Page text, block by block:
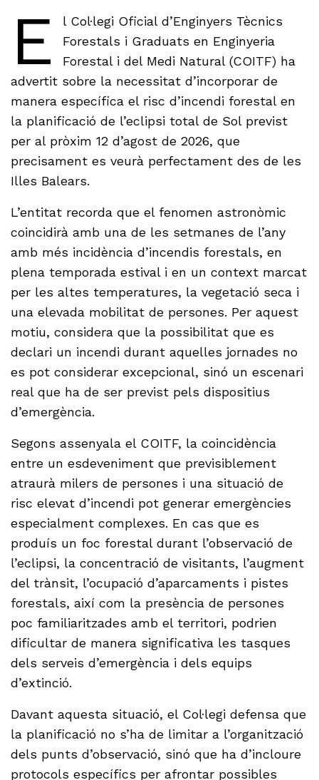
E
l Col·legi Oficial d’Enginyers Tècnics
Forestals i Graduats en Enginyeria
Forestal i del Medi Natural (COITF) ha
advertit sobre la necessitat d’incorporar de
manera específica el risc d’incendi forestal en
la planificació de l’eclipsi total de Sol previst
per al pròxim 12 d’agost de 2026, que
precisament es veurà perfectament des de les
Illes Balears.
L’entitat recorda que el fenomen astronòmic
coincidirà amb una de les setmanes de l’any
amb més incidència d’incendis forestals, en
plena temporada estival i en un context marcat
per les altes temperatures, la vegetació seca i
una elevada mobilitat de persones. Per aquest
motiu, considera que la possibilitat que es
declari un incendi durant aquelles jornades no
es pot considerar excepcional, sinó un escenari
real que ha de ser previst pels dispositius
d’emergència.
Segons assenyala el COITF, la coincidència
entre un esdeveniment que previsiblement
atraurà milers de persones i una situació de
risc elevat d’incendi pot generar emergències
especialment complexes. En cas que es
produís un foc forestal durant l’observació de
l’eclipsi, la concentració de visitants, l’augment
del trànsit, l’ocupació d’aparcaments i pistes
forestals, així com la presència de persones
poc familiaritzades amb el territori, podrien
dificultar de manera significativa les tasques
dels serveis d’emergència i dels equips
d’extinció.
Davant aquesta situació, el Col·legi defensa que
la planificació no s’ha de limitar a l’organització
dels punts d’observació, sinó que ha d’incloure
protocols específics per afrontar possibles